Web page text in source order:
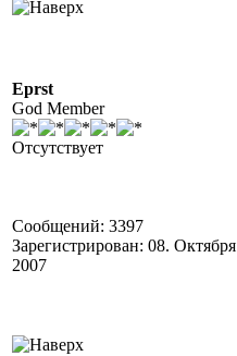
Eprst
God Member
Отсутствует
Сообщений: 3397
Зарегистрирован: 08. Октября
2007